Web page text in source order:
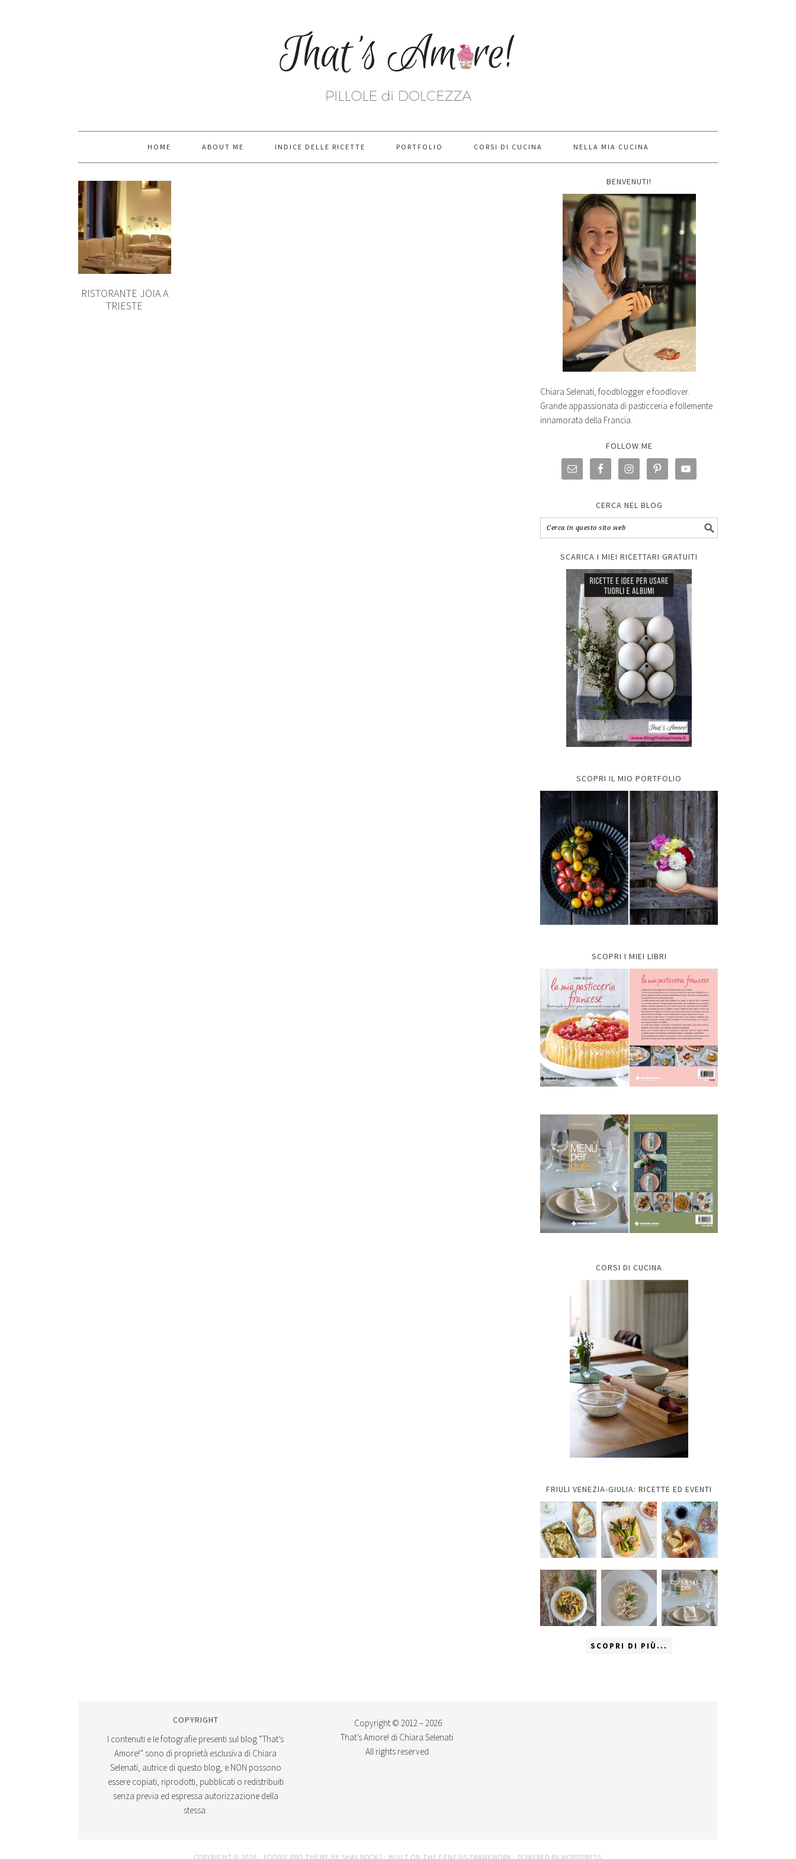
HOME ABOUT ME INDICE DELLE RICETTE PORTFOLIO CORSI DI CUCINA NELLA MIA CUCINA
RISTORANTE JOIA A
TRIESTE
BENVENUTI!
Chiara Selenati, foodblogger e foodlover.
Grande appassionata di pasticceria e follemente
innamorata della Francia.
FOLLOW ME
CERCA NEL BLOG
SCARICA I MIEI RICETTARI GRATUITI
SCOPRI IL MIO PORTFOLIO
SCOPRI I MIEI LIBRI
CORSI DI CUCINA
FRIULI VENEZIA-GIULIA: RICETTE ED EVENTI
SCOPRI DI PIÙ...
COPYRIGHT
I contenuti e le fotografie presenti sul blog “That’s
Amore!” sono di proprietà esclusiva di Chiara
Selenati, autrice di questo blog, e NON possono
essere copiati, riprodotti, pubblicati o redistribuiti
senza previa ed espressa autorizzazione della
stessa.
Copyright © 2012 – 2026
That’s Amore! di Chiara Selenati.
All rights reserved.
COPYRIGHT © 2026 · FOODIE PRO THEME BY SHAY BOCKS · BUILT ON THE GENESIS FRAMEWORK · POWERED BY WORDPRESS